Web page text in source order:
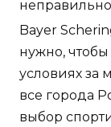
Bayer
нужно,
условиях за
все города
выбор